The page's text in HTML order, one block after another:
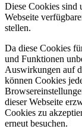
Diese Cookies sind
Webseite
stellen.
Da diese Cookies
und Funktionen
Auswirkungen auf
können Cookies
dieser Webseite
Cookies zu
erneut besuchen.